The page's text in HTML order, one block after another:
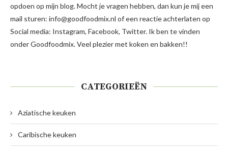
opdoen op mijn blog. Mocht je vragen hebben, dan kun je mij een
mail sturen: info@goodfoodmix.nl of een reactie achterlaten op
Social media: Instagram, Facebook, Twitter. Ik ben te vinden
onder Goodfoodmix. Veel plezier met koken en bakken!!
CATEGORIEËN
Aziatische keuken
Caribische keuken